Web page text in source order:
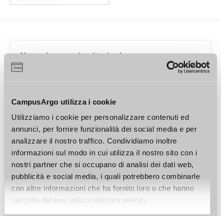
CampusArgo utilizza i cookie
Utilizziamo i cookie per personalizzare contenuti ed
annunci, per fornire funzionalità dei social media e per
analizzare il nostro traffico. Condividiamo inoltre
informazioni sul modo in cui utilizza il nostro sito con i
nostri partner che si occupano di analisi dei dati web,
pubblicità e social media, i quali potrebbero combinarle
con altre informazioni che ha fornito loro o che hanno
raccolto dal suo utilizzo dei loro servizi.
Non sei ancora iscritto/a al corso per
visualizzarne il contenuto.